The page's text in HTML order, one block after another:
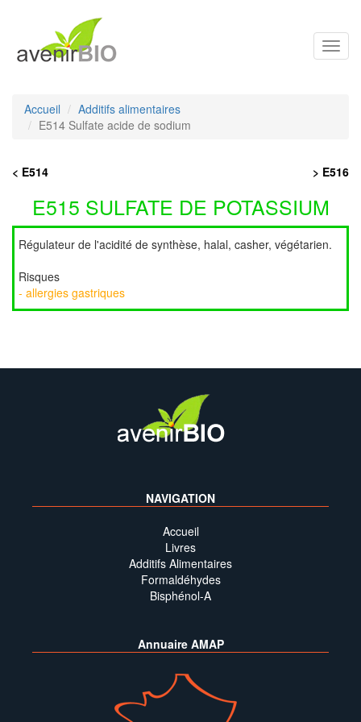
Accueil
Additifs alimentaires
E514 Sulfate acide de sodium
< E514 > E516
E515 SULFATE DE POTASSIUM
Régulateur de l'acidité de synthèse, halal, casher, végétarien.
Risques
- allergies gastriques
NAVIGATION
Accueil
Livres
Additifs Alimentaires
Formaldéhydes
Bisphénol-A
Annuaire AMAP